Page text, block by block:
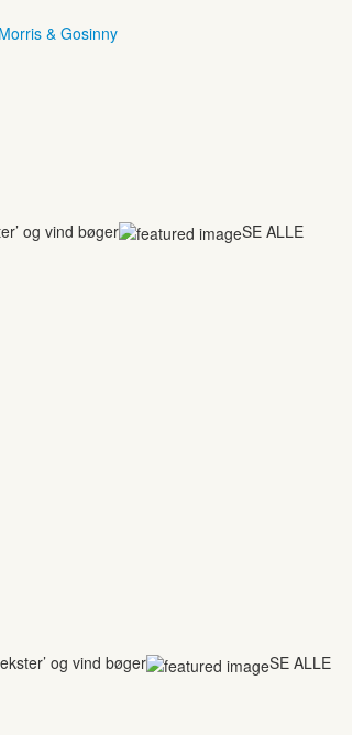
& Gosinny
og vind bøger
SE ALLE
og vind bøger
SE ALLE